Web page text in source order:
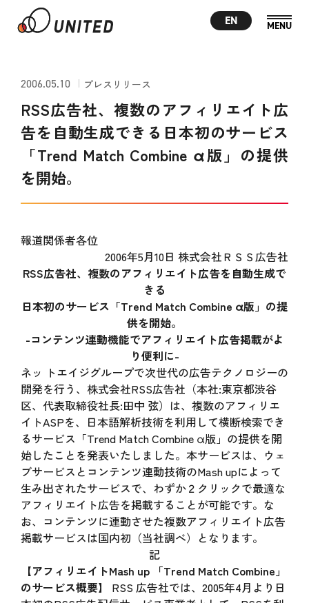
EN
2006.05.10 プレスリリース
RSS広告社、複数のアフィリエイト広
告を自動生成できる日本初のサービス
「Trend Match Combine α版」の提供
を開始。
報道関係者各位
2006年5月10日 株式会社ＲＳＳ広告社
RSS広告社、複数のアフィリエイト広告を自動生成で
きる
日本初のサービス「Trend Match Combine α版」の提
供を開始。
-コンテンツ連動機能でアフィリエイト広告掲載がよ
り便利に-
ネッ トエイジグループで次世代の広告テクノロジーの
開発を行う、株式会社RSS広告社（本社:東京都渋谷
区、代表取締役社長:田中 弦）は、複数のアフィリエ
イトASPを、日本語解析技術を利用して横断検索でき
るサービス「Trend Match Combine α版」の提供を開
始したことを発表いたしました。本サービスは、ウェ
ブサービスとコンテンツ連動技術のMash upによって
生み出されたサービスで、わずか２クリックで最適な
アフィリエイト広告を掲載することが可能です。な
お、コンテンツに連動させた複数アフィリエイト広告
掲載サービスは国内初（当社調べ）となります。
記
【アフィリエイトMash up 「Trend Match Combine」
のサービス概要】
RSS 広告社では、2005年4月より日